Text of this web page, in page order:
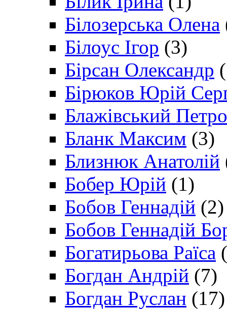
Білозерська Олена
Білоус Ігор (3)
Бірсан Олександр
Бірюков Юрій
Блажівський Петро
Бланк Максим (3)
Близнюк Анатолій
Бобер Юрій (1)
Бобов Геннадій (2)
Бобов Геннадій
Богатирьова Раїса
Богдан Андрій (7)
Богдан Руслан (17)